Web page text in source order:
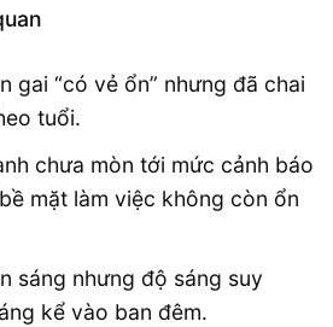
gai “có vẻ ổn” nhưng đã chai
tuổi.
chưa mòn tới mức cảnh báo
mặt làm việc không còn ổn
sáng nhưng độ sáng suy
kể vào ban đêm.